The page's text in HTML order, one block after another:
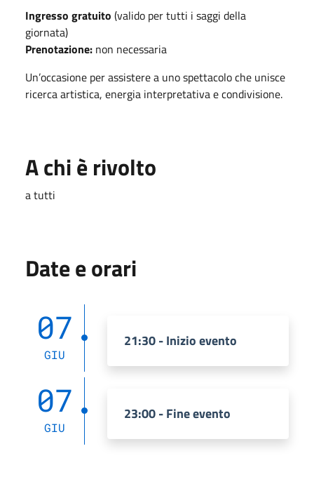
Ingresso gratuito (valido per tutti i saggi della
giornata)
Prenotazione: non necessaria
Un’occasione per assistere a uno spettacolo che unisce
ricerca artistica, energia interpretativa e condivisione.
A chi è rivolto
a tutti
Date e orari
07
GIU
21:30 - Inizio evento
07
GIU
23:00 - Fine evento